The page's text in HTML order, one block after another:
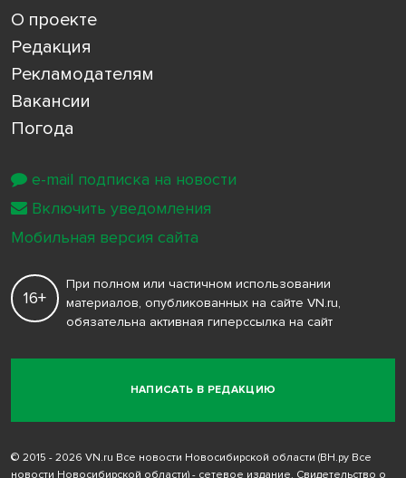
О проекте
Редакция
Рекламодателям
Вакансии
Погода
НАПИСАТЬ В РЕДАКЦИЮ
16+
При полном или частичном использовании
материалов, опубликованных на сайте VN.ru,
обязательна активная гиперссылка на сайт
© 2015 - 2026 VN.ru Все новости Новосибирской области (ВН.ру Все
новости Новосибирской области) - сетевое издание. Свидетельство о
e-mail подписка на новости
Включить уведомления
Мобильная версия сайта